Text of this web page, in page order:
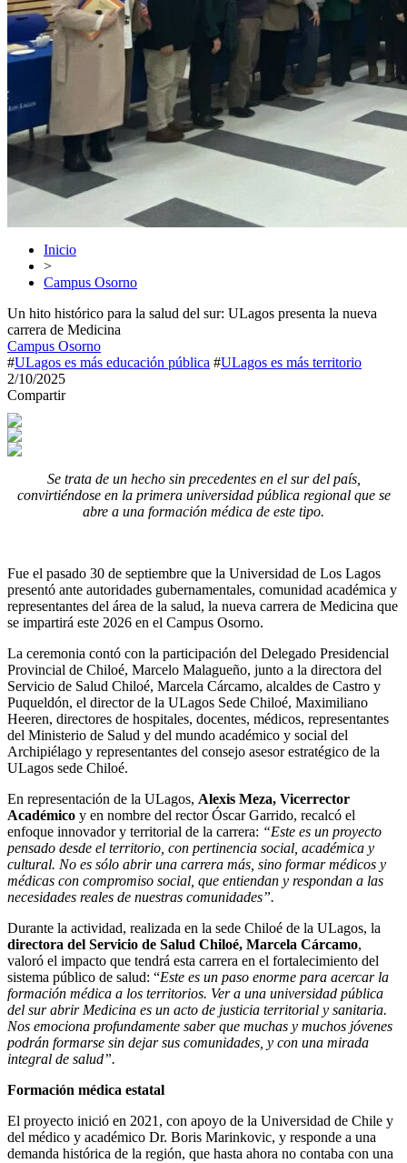
Inicio
>
Campus Osorno
Un hito histórico para la salud del sur: ULagos presenta la nueva
carrera de Medicina
Campus Osorno
#ULagos es más educación pública #ULagos es más territorio
2/10/2025
Compartir
Se trata de un hecho sin precedentes en el sur del país,
convirtiéndose en la primera universidad pública regional que se
abre a una formación médica de este tipo.
Fue el pasado 30 de septiembre que la Universidad de Los Lagos
presentó ante autoridades gubernamentales, comunidad académica y
representantes del área de la salud, la nueva carrera de Medicina que
se impartirá este 2026 en el Campus Osorno.
La ceremonia contó con la participación del Delegado Presidencial
Provincial de Chiloé, Marcelo Malagueño, junto a la directora del
Servicio de Salud Chiloé, Marcela Cárcamo, alcaldes de Castro y
Puqueldón, el director de la ULagos Sede Chiloé, Maximiliano
Heeren, directores de hospitales, docentes, médicos, representantes
del Ministerio de Salud y del mundo académico y social del
Archipiélago y representantes del consejo asesor estratégico de la
ULagos sede Chiloé.
En representación de la ULagos, Alexis Meza, Vicerrector
Académico y en nombre del rector Óscar Garrido, recalcó el
enfoque innovador y territorial de la carrera: “Este es un proyecto
pensado desde el territorio, con pertinencia social, académica y
cultural. No es sólo abrir una carrera más, sino formar médicos y
médicas con compromiso social, que entiendan y respondan a las
necesidades reales de nuestras comunidades”.
Durante la actividad, realizada en la sede Chiloé de la ULagos, la
directora del Servicio de Salud Chiloé, Marcela Cárcamo,
valoró el impacto que tendrá esta carrera en el fortalecimiento del
sistema público de salud: “Este es un paso enorme para acercar la
formación médica a los territorios. Ver a una universidad pública
del sur abrir Medicina es un acto de justicia territorial y sanitaria.
Nos emociona profundamente saber que muchas y muchos jóvenes
podrán formarse sin dejar sus comunidades, y con una mirada
integral de salud”.
Formación médica estatal
El proyecto inició en 2021, con apoyo de la Universidad de Chile y
del médico y académico Dr. Boris Marinkovic, y responde a una
demanda histórica de la región, que hasta ahora no contaba con una